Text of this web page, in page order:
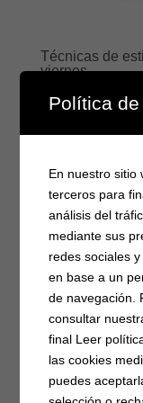
Técnicas de
viernes
Noticias
«TÉCNICAS DE
«PILATES»
« Entradas más
Fiesta virtuales
Noticias
Actividades
Bandos
Eventos
Política
En nuestro sitio
terceros para
análisis del
mediante sus
redes sociales
en base a un
de navegación.
consultar
final Leer
las cookies
puedes